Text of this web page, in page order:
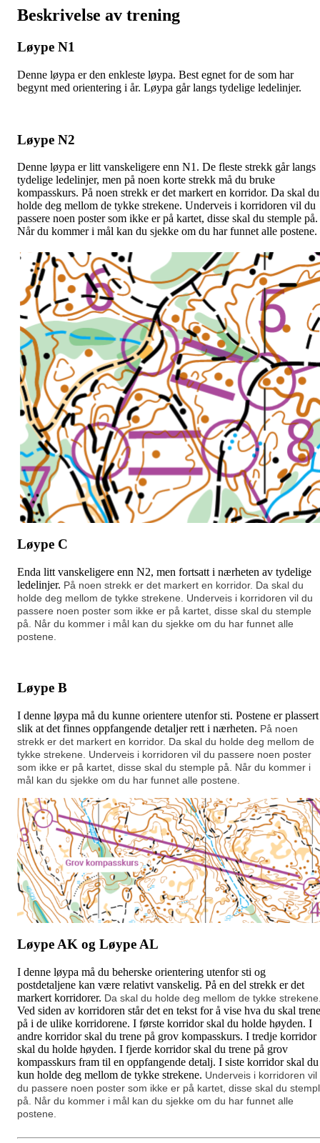
Beskrivelse av trening
Løype N1
Denne løypa er den enkleste løypa. Best egnet for de som har
begynt med orientering i år. Løypa går langs tydelige ledelinjer.
Løype N2
Denne løypa er litt vanskeligere enn N1. De fleste strekk går langs
tydelige ledelinjer, men på noen korte strekk må du bruke
kompasskurs. På noen strekk er det markert en korridor. Da skal du
holde deg mellom de tykke strekene. Underveis i korridoren vil du
passere noen poster som ikke er på kartet, disse skal du stemple på.
Når du kommer i mål kan du sjekke om du har funnet alle postene.
Løype C
Enda litt vanskeligere enn N2, men fortsatt i nærheten av tydelige
ledelinjer. På noen strekk er det markert en korridor. Da skal du
holde deg mellom de tykke strekene. Underveis i korridoren vil du
passere noen poster som ikke er på kartet, disse skal du stemple
på. Når du kommer i mål kan du sjekke om du har funnet alle
postene.
Løype B
I denne løypa må du kunne orientere utenfor sti. Postene er plassert
slik at det finnes oppfangende detaljer rett i nærheten. På noen
strekk er det markert en korridor. Da skal du holde deg mellom de
tykke strekene. Underveis i korridoren vil du passere noen poster
som ikke er på kartet, disse skal du stemple på. Når du kommer i
mål kan du sjekke om du har funnet alle postene.
Løype AK og Løype AL
I denne løypa må du beherske orientering utenfor sti og
postdetaljene kan være relativt vanskelig. På en del strekk er det
markert korridorer. Da skal du holde deg mellom de tykke
Ved siden av korridoren står det en tekst for å vise hva du skal trene
på i de ulike korridorene. I første korridor skal du holde høyden. I
andre korridor skal du trene på grov kompasskurs. I tredje korridor
skal du holde høyden. I fjerde korridor skal du trene på grov
kompasskurs fram til en oppfangende detalj. I siste korridor skal du
kun holde deg mellom de tykke strekene. Underveis i korridoren vil
du passere noen poster som ikke er på kartet, disse skal du
på. Når du kommer i mål kan du sjekke om du har funnet alle
postene.